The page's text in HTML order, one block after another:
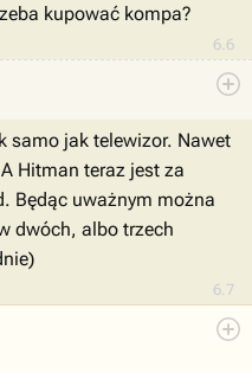
6.6
kupować kompa?
6.7
samo jak telewizor. Nawet
Hitman teraz jest za
Będąc uważnym można
dwóch, albo trzech